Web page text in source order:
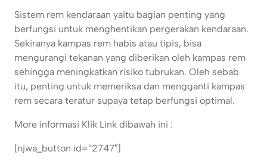
Sistem rem kendaraan yaitu bagian penting yang
berfungsi untuk menghentikan pergerakan kendaraan.
Sekiranya kampas rem habis atau tipis, bisa
mengurangi tekanan yang diberikan oleh kampas rem
sehingga meningkatkan risiko tubrukan. Oleh sebab
itu, penting untuk memeriksa dan mengganti kampas
rem secara teratur supaya tetap berfungsi optimal.
More informasi Klik Link dibawah ini :
[njwa_button id=”2747″]